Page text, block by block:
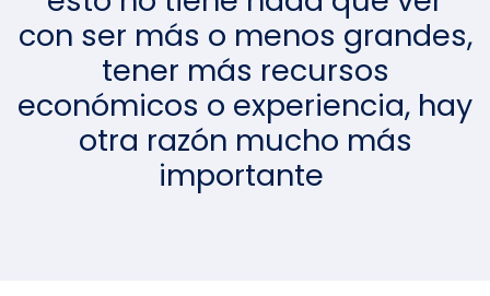
con ser más o menos grandes,
tener más recursos
económicos o experiencia, hay
otra razón mucho más
importante